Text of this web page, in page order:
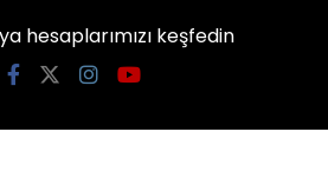
hesaplarımızı keşfedin